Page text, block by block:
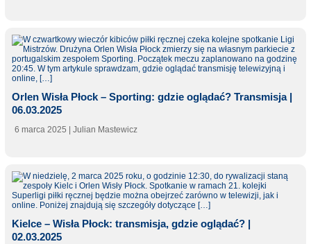
Orlen Wisła Płock – Sporting: gdzie oglądać? Transmisja |
06.03.2025
6 marca 2025 | Julian Mastewicz
Kielce – Wisła Płock: transmisja, gdzie oglądać? |
02.03.2025